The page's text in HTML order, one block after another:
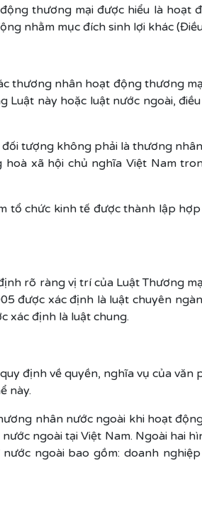
thương mại được hiểu là hoạt
nhằm mục đích sinh lợi khác
thương nhân hoạt động thương
này hoặc luật nước ngoài,
tượng không phải là thương
xã hội chủ nghĩa Việt Nam
tổ chức kinh tế được thành lập
rõ ràng vị trí của Luật Thương
được xác định là luật chuyên
xác định là luật chung.
định về quyền, nghĩa vụ của
này.
nhân nước ngoài khi hoạt
ngoài tại Việt Nam. Ngoài hai
ngoài bao gồm: doanh